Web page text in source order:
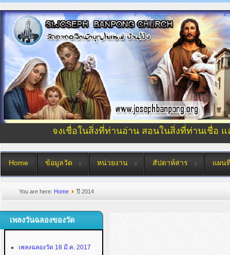
จงเชื่อในสิ่งที่ท่านอ่าน สอนในสิ่งที่ท่านเชื่อ
Home ข้อมูลวัด หน่วยงาน สัปดาห์สาร แผน
You are here: Home ปี 2014
เพลงวันฉลองของวัด
เพลงฉลองวัด 18 มี.ค. 2017